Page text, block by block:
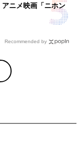
ニメ映画「ニホン
Recommended by